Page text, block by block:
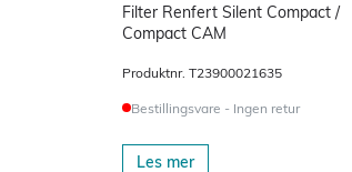
Filter Renfert Silent Compact /
Compact CAM
Produktnr. T23900021635
Bestillingsvare - Ingen retur
Les mer